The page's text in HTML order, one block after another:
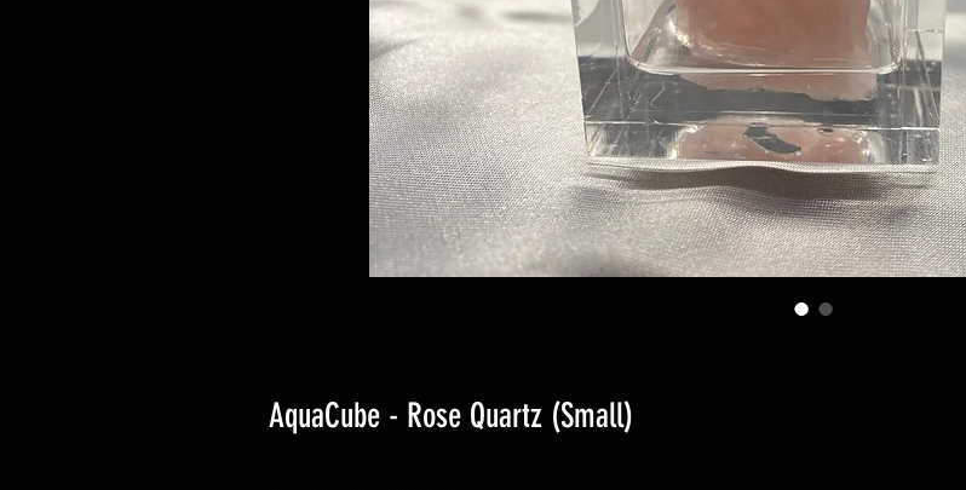
AquaCube - Rose Quartz (Small)